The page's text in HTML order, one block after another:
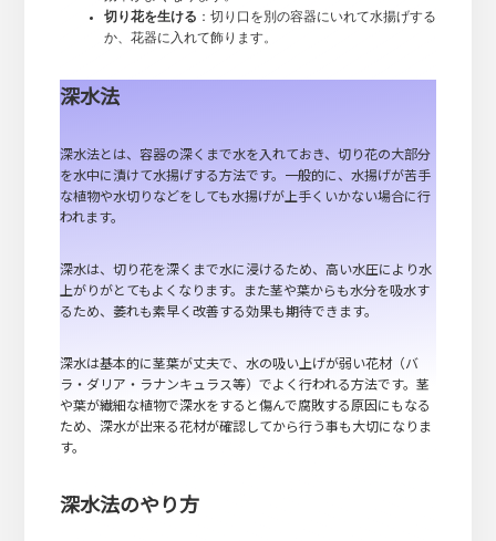
切り花を生ける ：切り口を別の容器にいれて水揚げする
か、花器に入れて飾ります。
深水法
深水法とは、容器の深くまで水を入れておき、切り花の大部分
を水中に漬けて水揚げする方法です。一般的に、水揚げが苦手
な植物や水切りなどをしても水揚げが上手くいかない場合に行
われます。
深水は、切り花を深くまで水に浸けるため、高い水圧により水
上がりがとてもよくなります。また茎や葉からも水分を吸水す
るため、萎れも素早く改善する効果も期待できます。
深水は基本的に茎葉が丈夫で、水の吸い上げが弱い花材（バ
ラ・ダリア・ラナンキュラス等）でよく行われる方法です。茎
や葉が繊細な植物で深水をすると傷んで腐敗する原因にもなる
ため、深水が出来る花材が確認してから行う事も大切になりま
す。
深水法のやり方